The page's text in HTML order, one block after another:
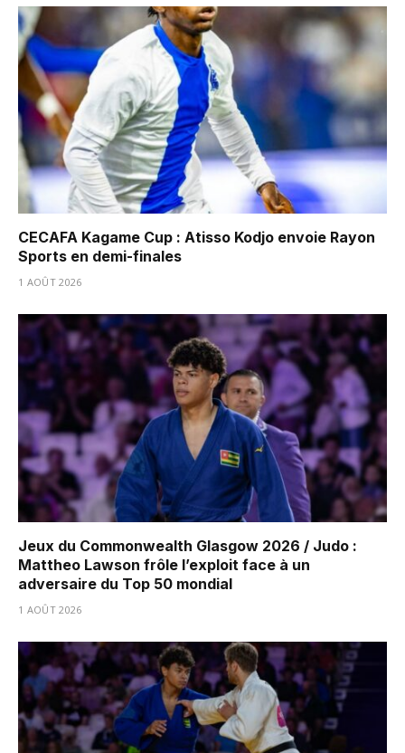
CECAFA Kagame Cup : Atisso Kodjo envoie Rayon
Sports en demi-finales
1 AOÛT 2026
Jeux du Commonwealth Glasgow 2026 / Judo :
Mattheo Lawson frôle l’exploit face à un
adversaire du Top 50 mondial
1 AOÛT 2026